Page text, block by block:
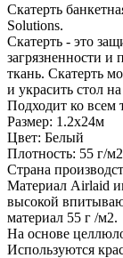
Скатерть
Solutions.
Скатерть - это
загрязненности и
ткань. Скатерть
и украсить стол
Подходит ко всем
Размер: 1.2x24м
Цвет: Белый
Плотность: 55 г/м2
Страна
Материал Airlaid
высокой
материал 55 г /м2.
На основе
Используются